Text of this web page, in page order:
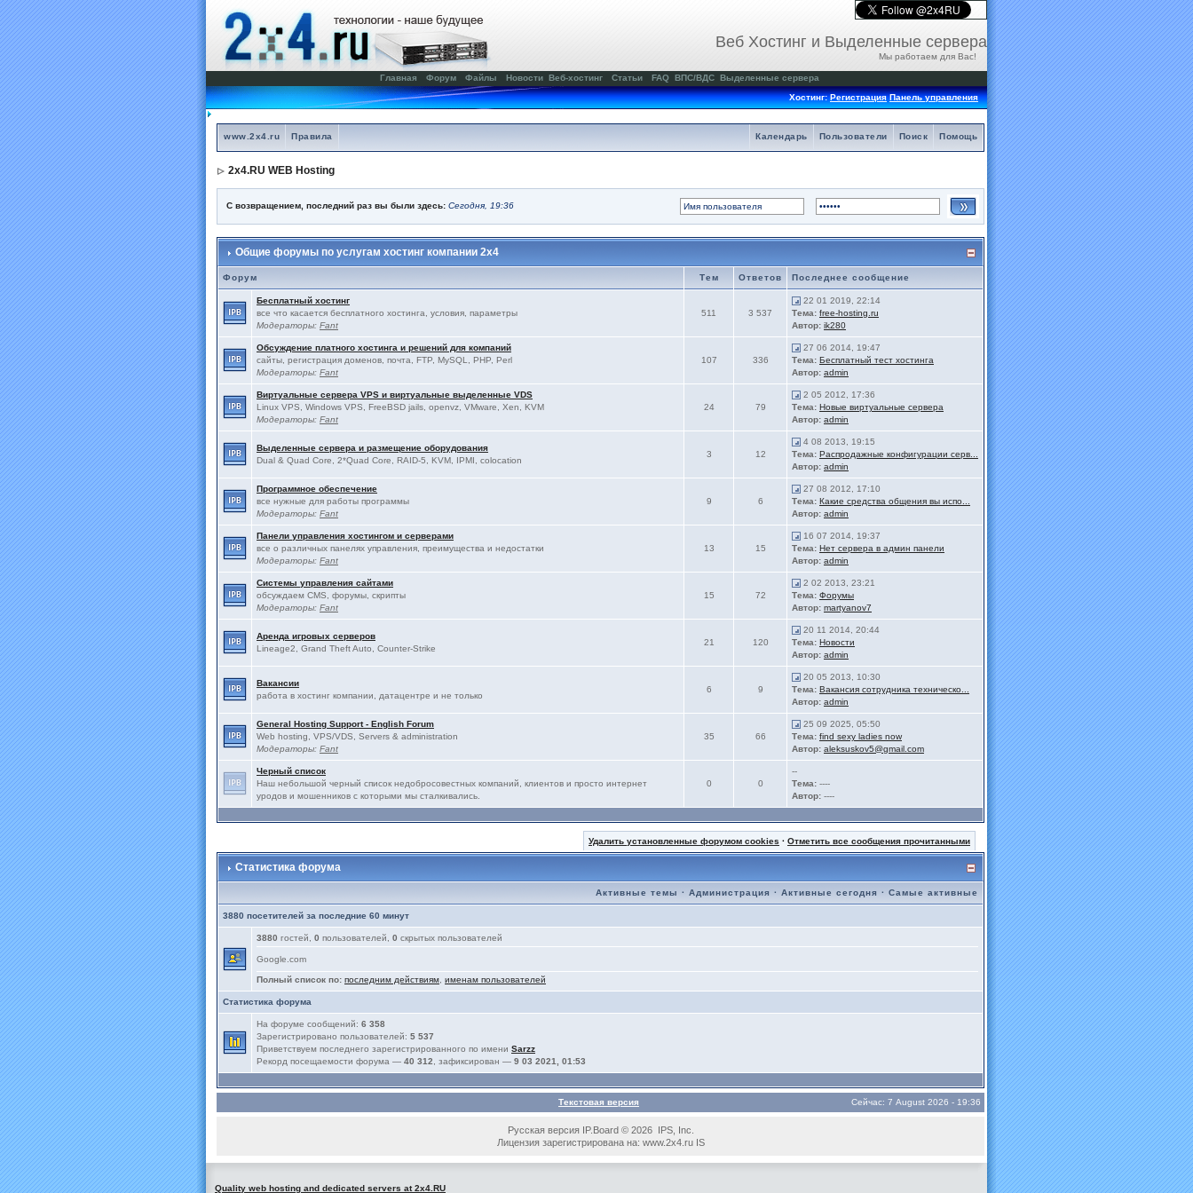
Веб Хостинг и Выделенные сервера
Мы работаем для Вас!
Главная Форум Файлы Новости Веб-хостинг Статьи FAQ ВПС/ВДС Выделенные сервера
Хостинг:Регистрация Панель управления
www.2x4.ru Правила Помощь
Поиск
Пользователи
Календарь
2x4.RU WEB Hosting
С возвращением, последний раз вы были здесь: Сегодня, 19:36
Общие форумы по услугам хостинг компании 2x4
Форум Тем Ответов Последнее сообщение
Бесплатный хостинг
все что касается бесплатного хостинга, условия, параметры
Модераторы: Fant
511 3 537
22 01 2019, 22:14
Тема: free-hosting.ru
Автор: ik280
Обсуждение платного хостинга и решений для компаний
сайты, регистрация доменов, почта, FTP, MySQL, PHP, Perl
Модераторы: Fant
107 336
27 06 2014, 19:47
Тема: Бесплатный тест хостинга
Автор: admin
Виртуальные сервера VPS и виртуальные выделенные VDS
Linux VPS, Windows VPS, FreeBSD jails, openvz, VMware, Xen, KVM
Модераторы: Fant
24 79
2 05 2012, 17:36
Тема: Новые виртуальные сервера
Автор: admin
Выделенные сервера и размещение оборудования
Dual & Quad Core, 2*Quad Core, RAID-5, KVM, IPMI, colocation
3 12
4 08 2013, 19:15
Тема: Распродажные конфигурации серв...
Автор: admin
Программное обеспечение
все нужные для работы программы
Модераторы: Fant
9 6
27 08 2012, 17:10
Тема: Какие средства общения вы испо...
Автор: admin
Панели управления хостингом и серверами
все о различных панелях управления, преимущества и недостатки
Модераторы: Fant
13 15
16 07 2014, 19:37
Тема: Нет сервера в админ панели
Автор: admin
Системы управления сайтами
обсуждаем CMS, форумы, скрипты
Модераторы: Fant
15 72
2 02 2013, 23:21
Тема: Форумы
Автор: martyanov7
Аренда игровых серверов
Lineage2, Grand Theft Auto, Counter-Strike
21 120
20 11 2014, 20:44
Тема: Новости
Автор: admin
Вакансии
работа в хостинг компании, датацентре и не только
6 9
20 05 2013, 10:30
Тема: Вакансия сотрудника техническо...
Автор: admin
General Hosting Support - English Forum
Web hosting, VPS/VDS, Servers & administration
Модераторы: Fant
35 66
25 09 2025, 05:50
Тема: find sexy ladies now
Автор: aleksuskov5@gmail.com
Черный список
Наш небольшой черный список недобросовестных компаний, клиентов и просто интернет
уродов и мошенников с которыми мы сталкивались.
0 0
--
Тема: ----
Автор: ----
Удалить установленные форумом cookies · Отметить все сообщения прочитанными
Статистика форума
Активные темы · Администрация · Активные сегодня · Самые активные
3880 посетителей за последние 60 минут
3880 гостей, 0 пользователей, 0 скрытых пользователей
Google.com
Полный список по: последним действиям именам пользователей
Статистика форума
На форуме сообщений: 6 358
Зарегистрировано пользователей: 5 537
Приветствуем последнего зарегистрированного по имени Sarzz
Рекорд посещаемости форума — 40 312 , зафиксирован — 9 03 2021, 01:53
Текстовая версия Сейчас: 7 August 2026 - 19:36
Русская версия IP.Board © 2026 IPS, Inc.
Лицензия зарегистрирована на: www.2x4.ru IS
Quality web hosting and dedicated servers at 2x4.RU